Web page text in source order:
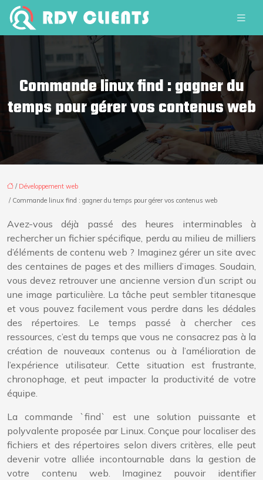
Commande linux find : gagner du
temps pour gérer vos contenus web
/ Développement web
/ Commande linux find : gagner du temps pour gérer vos contenus web
Avez-vous déjà passé des heures interminables à
rechercher un fichier spécifique, perdu au milieu de milliers
d’éléments de contenu web ? Imaginez gérer un site avec
des centaines de pages et des milliers d’images. Soudain,
vous devez retrouver une ancienne version d’un script ou
une image particulière. La tâche peut sembler titanesque
et vous pouvez facilement vous perdre dans les dédales
des répertoires. Le temps passé à chercher ces
ressources, c’est du temps que vous ne consacrez pas à la
création de nouveaux contenus ou à l’amélioration de
l’expérience utilisateur. Cette situation est frustrante,
chronophage, et peut impacter la productivité de votre
équipe.
La commande `find` est une solution puissante et
polyvalente proposée par Linux. Conçue pour localiser des
fichiers et des répertoires selon divers critères, elle peut
devenir votre alliée incontournable dans la gestion de
votre contenu web. Imaginez pouvoir identifier